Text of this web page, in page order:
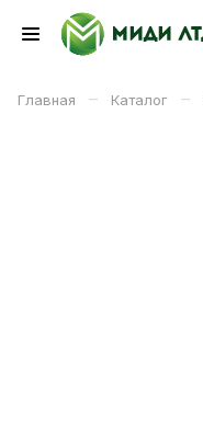
Главная – Каталог –